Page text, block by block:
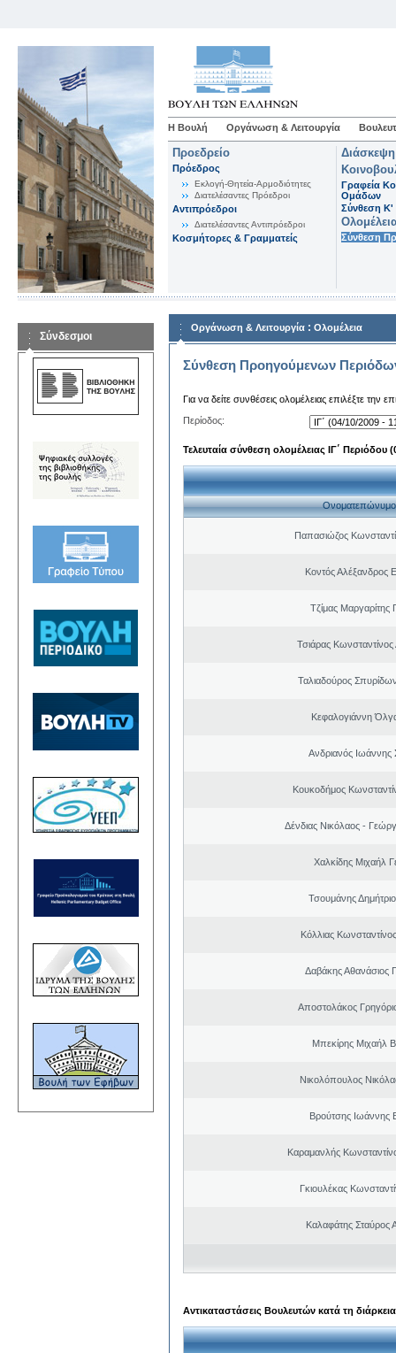
Η Βουλή Οργάνωση & Λειτουργία
Προεδρείο
Πρόεδρος
Εκλογή-Θητεία-Αρμοδιότητες
Διατελέσαντες Πρόεδροι
Αντιπρόεδροι
Διατελέσαντες Αντιπρόεδροι
Κοσμήτορες & Γραμματείς
Γραφεία
Ομάδων
Σύνθεση K'
Σύνθεση
Σύνδεσμοι
Οργάνωση & Λειτουργία : Ολομέλεια
Σύνθεση Προηγούμενων
Για να δείτε συνθέσεις ολομέλειας επιλέξτε την
Περίοδος:
Τελευταία σύνθεση ολομέλειας ΙΓ΄ Περιόδου
Ονοματεπώνυμο
Παπασιώζος
Κοντός Αλέξανδρος
Τζίμας Μαργαρίτης
Τσιάρας
Ταλιαδούρος
Κεφαλογιάννη
Ανδριανός Ιωάννης
Κουκοδήμος
Δένδιας Νικόλαος -
Χαλκίδης Μιχαήλ
Τσουμάνης
Κόλλιας
Δαβάκης Αθανάσιος
Αποστολάκος
Μπεκίρης Μιχαήλ
Νικολόπουλος
Βρούτσης Ιωάννης
Καραμανλής
Γκιουλέκας
Καλαφάτης Σταύρος
Αντικαταστάσεις Βουλευτών κατά τη